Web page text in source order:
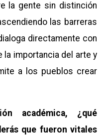
la gente sin distinción
las barreras
directamente con
la importancia del arte y
a los pueblos crear
académica, ¿qué
que fueron vitales